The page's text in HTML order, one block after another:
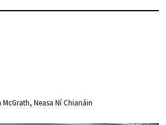
Neasa Ní Chianáin